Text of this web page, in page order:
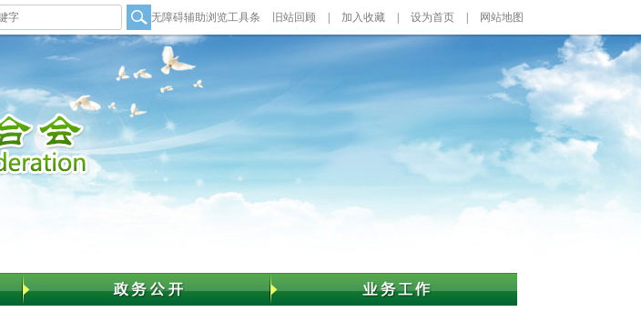
无障碍辅助浏览工具条 旧站回顾 加入收藏 设为首页 网站地图